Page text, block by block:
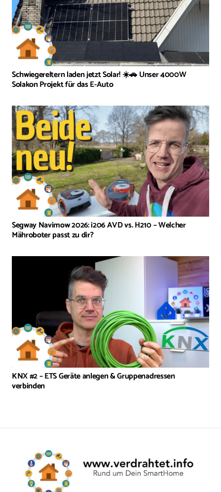
Schwiegereltern laden jetzt Solar! ☀️🚗 Unser 4000W
Solakon Projekt für das E-Auto
Segway Navimow 2026: i206 AVD vs. H210 – Welcher
Mähroboter passt zu dir?
KNX #2 – ETS Geräte anlegen & Gruppenadressen
verbinden